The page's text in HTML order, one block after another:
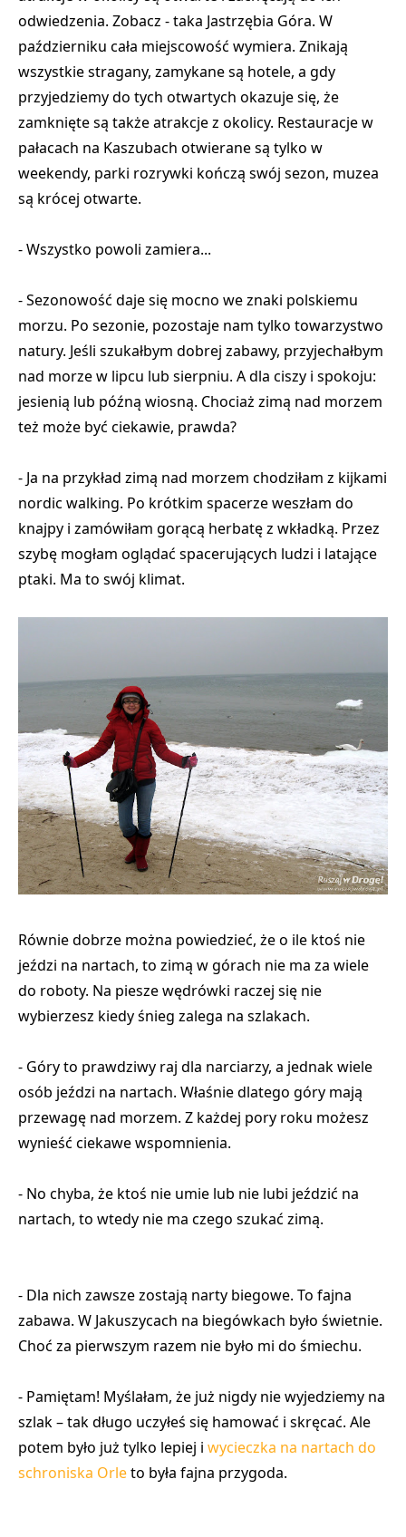
odwiedzenia. Zobacz - taka Jastrzębia Góra. W
październiku cała miejscowość wymiera. Znikają
wszystkie stragany, zamykane są hotele, a gdy
przyjedziemy do tych otwartych okazuje się, że
zamknięte są także atrakcje z okolicy. Restauracje w
pałacach na Kaszubach otwierane są tylko w
weekendy, parki rozrywki kończą swój sezon, muzea
są krócej otwarte.
- Wszystko powoli zamiera...
- Sezonowość daje się mocno we znaki polskiemu
morzu. Po sezonie, pozostaje nam tylko towarzystwo
natury. Jeśli szukałbym dobrej zabawy, przyjechałbym
nad morze w lipcu lub sierpniu. A dla ciszy i spokoju:
jesienią lub późną wiosną. Chociaż zimą nad morzem
też może być ciekawie, prawda?
- Ja na przykład zimą nad morzem chodziłam z kijkami
nordic walking. Po krótkim spacerze weszłam do
knajpy i zamówiłam gorącą herbatę z wkładką. Przez
szybę mogłam oglądać spacerujących ludzi i latające
ptaki. Ma to swój klimat.
Równie dobrze można powiedzieć, że o ile ktoś nie
jeździ na nartach, to zimą w górach nie ma za wiele
do roboty. Na piesze wędrówki raczej się nie
wybierzesz kiedy śnieg zalega na szlakach.
- Góry to prawdziwy raj dla narciarzy, a jednak wiele
osób jeździ na nartach. Właśnie dlatego góry mają
przewagę nad morzem. Z każdej pory roku możesz
wynieść ciekawe wspomnienia.
- No chyba, że ktoś nie umie lub nie lubi jeździć na
nartach, to wtedy nie ma czego szukać zimą.
- Dla nich zawsze zostają narty biegowe. To fajna
zabawa. W Jakuszycach na biegówkach było świetnie.
Choć za pierwszym razem nie było mi do śmiechu.
- Pamiętam! Myślałam, że już nigdy nie wyjedziemy na
szlak – tak długo uczyłeś się hamować i skręcać. Ale
potem było już tylko lepiej i wycieczka na nartach do
schroniska Orleto była fajna przygoda.